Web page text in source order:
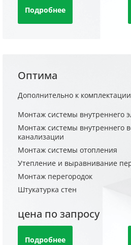
Подробнее
Оптима
Дополнительно к
Монтаж системы внутреннего
Монтаж системы внутреннего
канализации
Монтаж системы отопления
Утепление и выравнивание
Монтаж перегородок
Штукатурка стен
цена по запросу
Подробнее